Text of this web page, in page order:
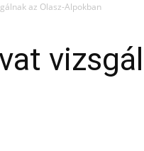
az Olasz-Alpokban